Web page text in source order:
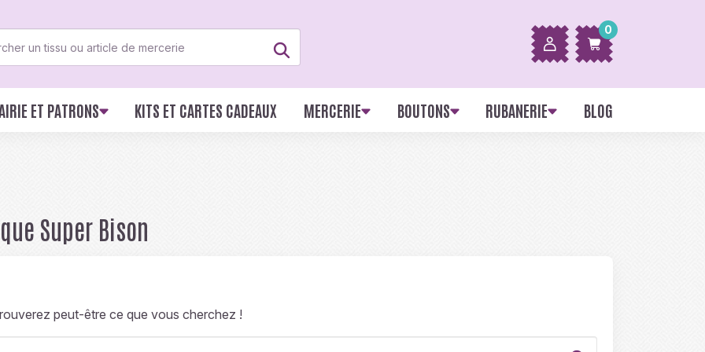
0
ET PATRONS KITS ET CARTES CADEAUX MERCERIE BOUTONS RUBANERIE BLOG
Super Bison
peut-être ce que vous cherchez !